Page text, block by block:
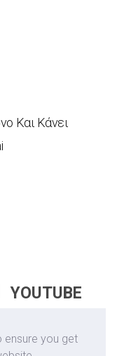
ensure you get
Και Κάνει
YOUTUBE